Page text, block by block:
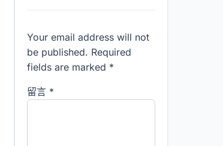
Your email address will not
be published. Required
fields are marked *
留言 *